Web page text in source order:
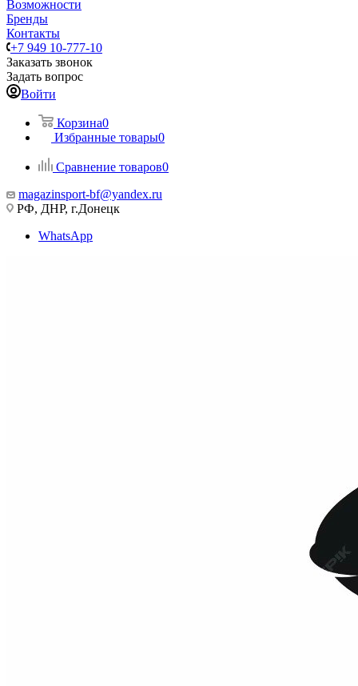
Возможности
Бренды
Контакты
+7 949 10-777-10
Заказать звонок
Задать вопрос
Войти
Корзина0
Избранные товары0
Сравнение товаров0
magazinsport-bf@yandex.ru
РФ, ДНР, г.Донецк
WhatsApp